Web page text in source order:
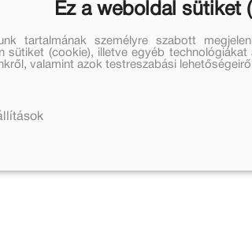
Ez a weboldal sütiket
tartalmának személyre szabott
sütiket (cookie), illetve egyéb
valamint azok testreszabási